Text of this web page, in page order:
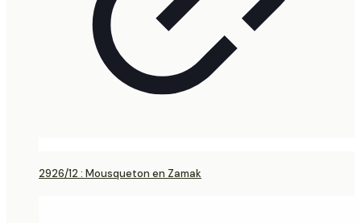
2926/12 : Mousqueton en Zamak